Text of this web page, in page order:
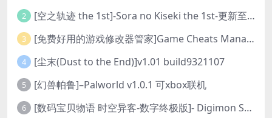
2 [空之轨迹 the 1st]-Sora no Kiseki the 1st-更新至v1.06.4-全DLC
3 [免费好用的游戏修改器管家]Game Cheats Manager
4 [尘末(Dust to the End)]v1.01 build9321107
5 [幻兽帕鲁]–Palworld v1.0.1 可xbox联机
6 [数码宝贝物语 时空异客-数字终极版]- Digimon Story Time Stranger-Build.23514637